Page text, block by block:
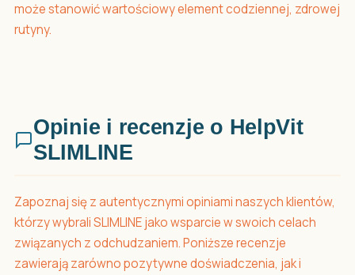
może stanowić wartościowy element codziennej, zdrowej
rutyny.
Opinie i recenzje o HelpVit
SLIMLINE
Zapoznaj się z autentycznymi opiniami naszych klientów,
którzy wybrali SLIMLINE jako wsparcie w swoich celach
związanych z odchudzaniem. Poniższe recenzje
zawierają zarówno pozytywne doświadczenia, jak i